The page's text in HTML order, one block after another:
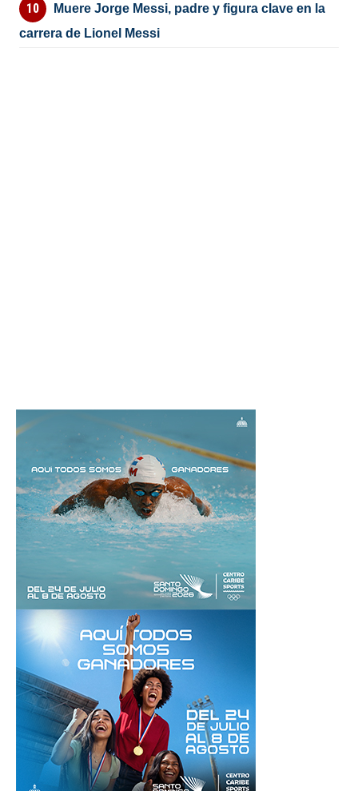
Muere Jorge Messi, padre y figura clave en la
carrera de Lionel Messi